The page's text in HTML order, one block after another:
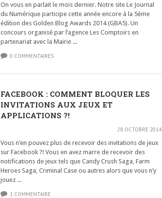
On vous en parlait le mois dernier. Notre site Le Journal
du Numérique participe cette année encore à la 5ème
édition des Golden Blog Awards 2014 (GBA5). Un
concours organisé par l’agence Les Comptoirs en
partenariat avec la Mairie ...
0 COMMENTAIRES
FACEBOOK : COMMENT BLOQUER LES
INVITATIONS AUX JEUX ET
APPLICATIONS ?!
28 OCTOBRE 2014
Vous n’en pouvez plus de recevoir des invitations de jeux
sur Facebook ?! Vous en avez marre de recevoir des
notifications de jeux tels que Candy Crush Saga, Farm
Heroes Saga, Criminal Case ou autres alors que vous n’y
jouez ...
1 COMMENTAIRE